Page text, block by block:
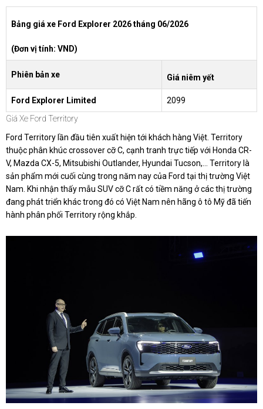
Bảng giá xe Ford Explorer 2026 tháng 06/2026
(Đơn vị tính: VND)
Phiên bản xe Giá niêm yết
Ford Explorer Limited
2099
Giá Xe Ford Territory
Ford Territory lần đầu tiên xuất hiện tới khách hàng Việt. Territory
thuộc phân khúc crossover cỡ C, cạnh tranh trực tiếp với Honda CR-
V, Mazda CX-5, Mitsubishi Outlander, Hyundai Tucson,... Territory là
sản phẩm mới cuối cùng trong năm nay của Ford tại thị trường Việt
Nam. Khi nhận thấy mẫu SUV cỡ C rất có tiềm năng ở các thị trường
đang phát triển khác trong đó có Việt Nam nên hãng ô tô Mỹ đã tiến
hành phân phối Territory rộng khắp.